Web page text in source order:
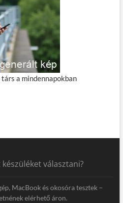
a mindennapokban
választani?
MacBook és okosóra tesztek –
elérhető áron.